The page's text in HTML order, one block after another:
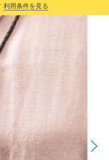
利用条件を見る